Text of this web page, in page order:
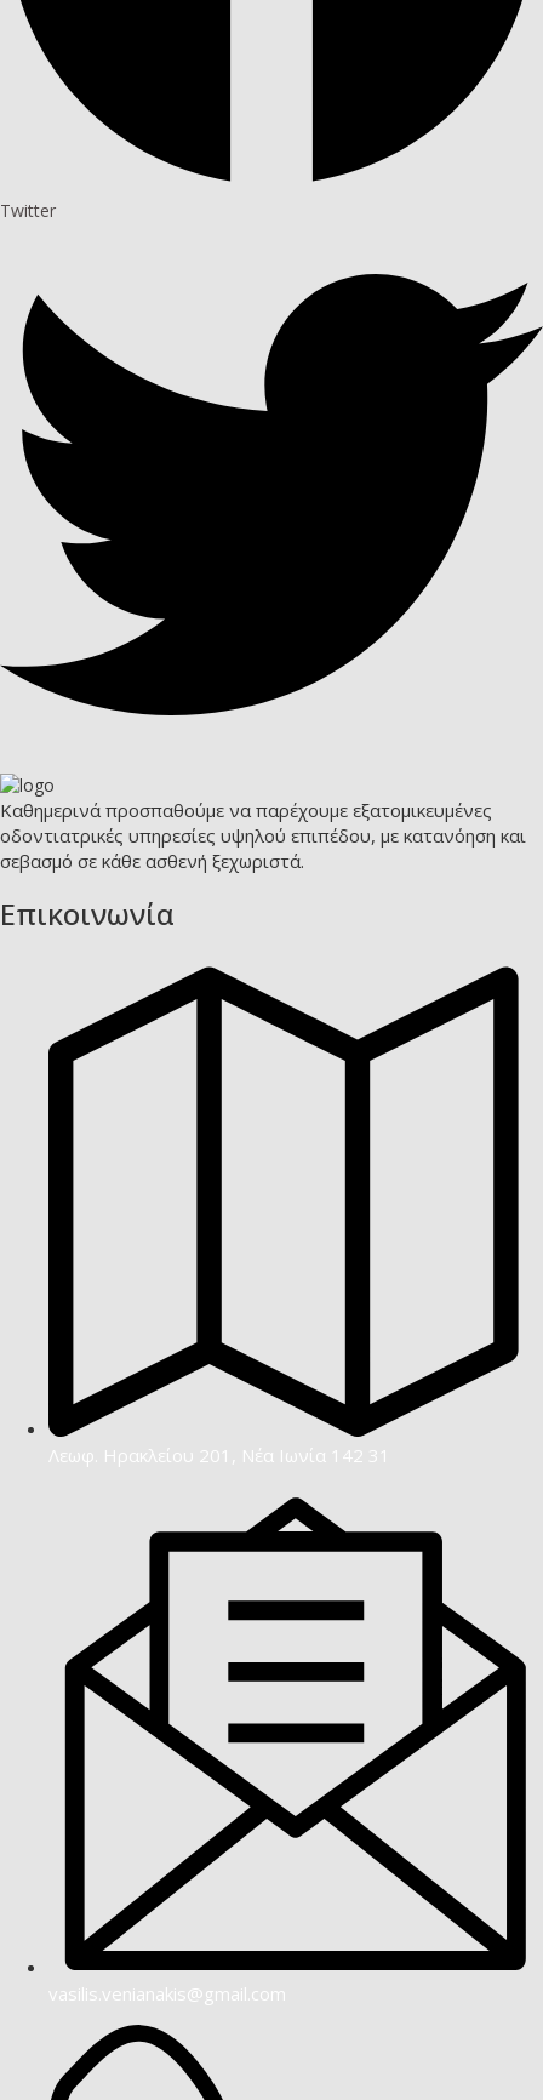
Twitter
Καθημερινά προσπαθούμε να παρέχουμε εξατομικευμένες
οδοντιατρικές υπηρεσίες υψηλού επιπέδου, με κατανόηση και
σεβασμό σε κάθε ασθενή ξεχωριστά.
Επικοινωνία
Λεωφ. Ηρακλείου 201, Νέα Ιωνία 142 31
vasilis.venianakis@gmail.com